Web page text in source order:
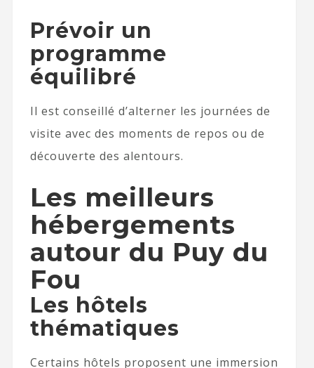
Prévoir un
programme
équilibré
Il est conseillé d’alterner les journées de
visite avec des moments de repos ou de
découverte des alentours.
Les meilleurs
hébergements
autour du Puy du
Fou
Les hôtels
thématiques
Certains hôtels proposent une immersion